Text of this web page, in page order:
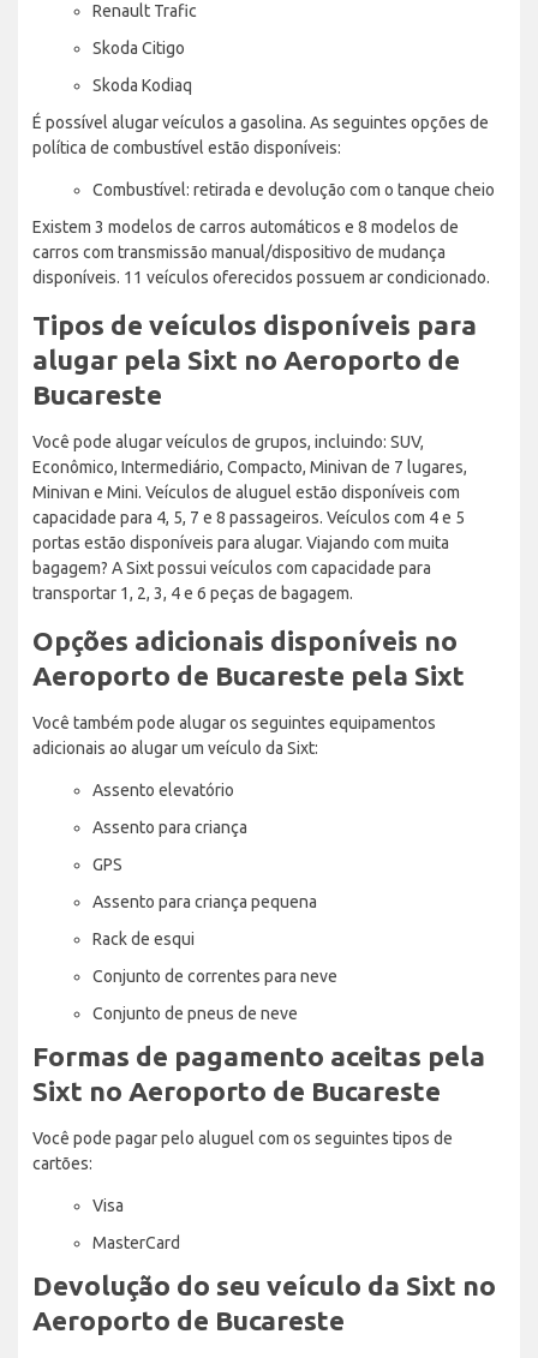
Renault Trafic
Skoda Citigo
Skoda Kodiaq
É possível alugar veículos a gasolina. As seguintes opções de
política de combustível estão disponíveis:
Combustível: retirada e devolução com o tanque cheio
Existem 3 modelos de carros automáticos e 8 modelos de
carros com transmissão manual/dispositivo de mudança
disponíveis. 11 veículos oferecidos possuem ar condicionado.
Tipos de veículos disponíveis para
alugar pela Sixt no Aeroporto de
Bucareste
Você pode alugar veículos de grupos, incluindo: SUV,
Econômico, Intermediário, Compacto, Minivan de 7 lugares,
Minivan e Mini. Veículos de aluguel estão disponíveis com
capacidade para 4, 5, 7 e 8 passageiros. Veículos com 4 e 5
portas estão disponíveis para alugar. Viajando com muita
bagagem? A Sixt possui veículos com capacidade para
transportar 1, 2, 3, 4 e 6 peças de bagagem.
Opções adicionais disponíveis no
Aeroporto de Bucareste pela Sixt
Você também pode alugar os seguintes equipamentos
adicionais ao alugar um veículo da Sixt:
Assento elevatório
Assento para criança
GPS
Assento para criança pequena
Rack de esqui
Conjunto de correntes para neve
Conjunto de pneus de neve
Formas de pagamento aceitas pela
Sixt no Aeroporto de Bucareste
Você pode pagar pelo aluguel com os seguintes tipos de
cartões:
Visa
MasterCard
Devolução do seu veículo da Sixt no
Aeroporto de Bucareste